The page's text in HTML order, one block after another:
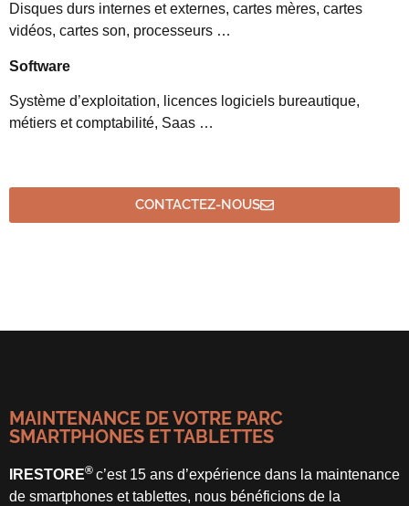
Disques durs internes et externes, cartes mères, cartes
vidéos, cartes son, processeurs …
Software
Système d’exploitation, licences logiciels bureautique,
métiers et comptabilité, Saas …
CONTACTEZ-NOUS
MAINTENANCE DE VOTRE PARC
SMARTPHONES ET TABLETTES
IRESTORE® c’est 15 ans d’expérience dans la maintenance
de smartphones et tablettes, nous bénéficions de la